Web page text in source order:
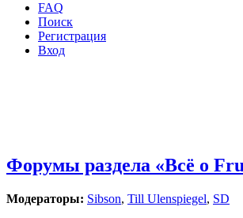
FAQ
Поиск
Регистрация
Вход
Форумы раздела «Всё о
Модераторы: Sibson, Till Ulenspiegel, SD